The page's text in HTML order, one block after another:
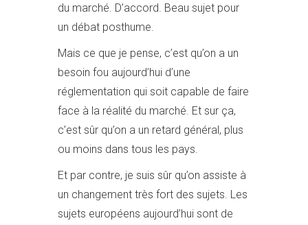
du marché. D’accord. Beau sujet pour
un débat posthume.
Mais ce que je pense, c’est qu’on a un
besoin fou aujourd’hui d’une
réglementation qui soit capable de faire
face à la réalité du marché. Et sur ça,
c’est sûr qu’on a un retard général, plus
ou moins dans tous les pays.
Et par contre, je suis sûr qu’on assiste à
un changement très fort des sujets. Les
sujets européens aujourd’hui sont de